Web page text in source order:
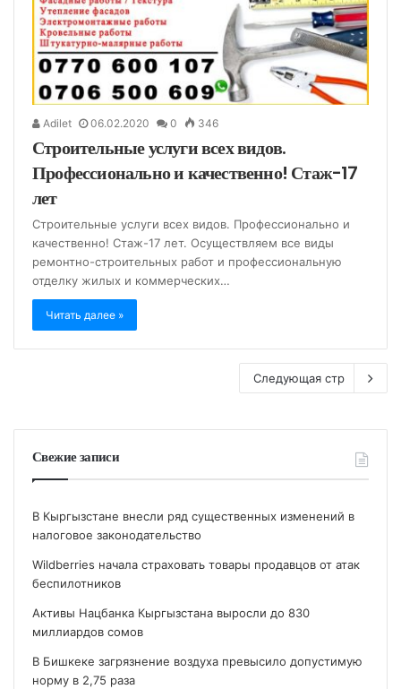
Adilet 06.02.2020 0 346
Строительные услуги всех видов.
Профессионально и качественно! Стаж-17
лет
Строительные услуги всех видов. Профессионально и
качественно! Стаж-17 лет. Осуществляем все виды
ремонтно-строительных работ и профессиональную
отделку жилых и коммерческих…
Читать далее »
Следующая стр
Свежие записи
В Кыргызстане внесли ряд существенных изменений в
налоговое законодательство
Wildberries начала страховать товары продавцов от атак
беспилотников
Активы Нацбанка Кыргызстана выросли до 830
миллиардов сомов
В Бишкеке загрязнение воздуха превысило допустимую
норму в 2,75 раза